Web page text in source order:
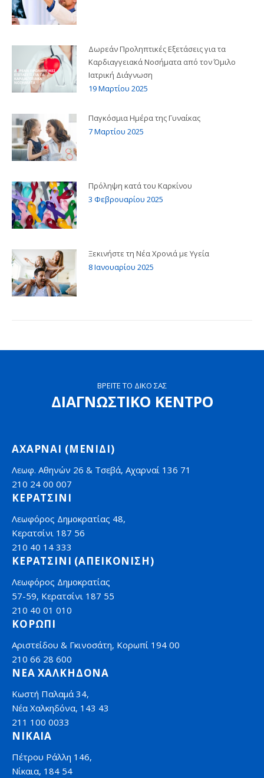
Δωρεάν Προληπτικές Εξετάσεις για τα
Καρδιαγγειακά Νοσήματα από τον Όμιλο
Ιατρική Διάγνωση
19 Μαρτίου 2025
Παγκόσμια Ημέρα της Γυναίκας
7 Μαρτίου 2025
Πρόληψη κατά του Καρκίνου
3 Φεβρουαρίου 2025
Ξεκινήστε τη Νέα Χρονιά με Υγεία
8 Ιανουαρίου 2025
ΒΡΕΙΤΕ ΤΟ ΔΙΚΟ ΣΑΣ
ΔΙΑΓΝΩΣΤΙΚΟ ΚΕΝΤΡΟ
ΑΧΑΡΝΑΙ (ΜΕΝΙΔΙ)
Λεωφ. Αθηνών 26 & Τσεβά, Αχαρναί 136 71
210 24 00 007
ΚΕΡΑΤΣΙΝΙ
Λεωφόρος Δημοκρατίας 48,
Κερατσίνι 187 56
210 40 14 333
ΚΕΡΑΤΣΙΝΙ (ΑΠΕΙΚΟΝΙΣΗ)
Λεωφόρος Δημοκρατίας
57-59, Κερατσίνι 187 55
210 40 01 010
ΚΟΡΩΠΙ
Αριστείδου & Γκινοσάτη, Κορωπί 194 00
210 66 28 600
ΝΕΑ ΧΑΛΚΗΔΟΝΑ
Κωστή Παλαμά 34,
Νέα Χαλκηδόνα, 143 43
211 100 0033
ΝΙΚΑΙΑ
Πέτρου Ράλλη 146,
Νίκαια, 184 54